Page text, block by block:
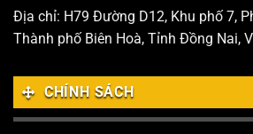
Địa chỉ: H79 Đường D12, Khu phố 7,
Thành phố Biên Hoà, Tỉnh Đồng Nai,
CHÍNH SÁCH